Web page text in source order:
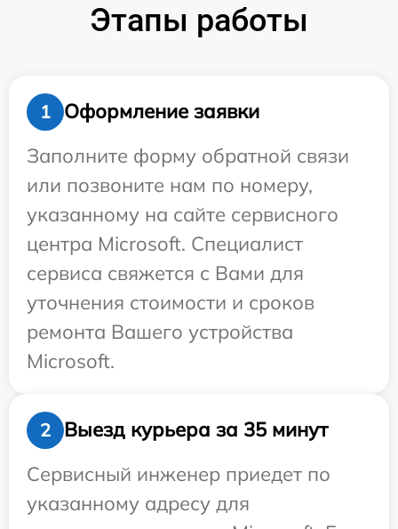
Этапы работы
1
Оформление заявки
Заполните форму обратной связи
или позвоните нам по номеру,
указанному на сайте сервисного
центра Microsoft. Специалист
сервиса свяжется с Вами для
уточнения стоимости и сроков
ремонта Вашего устройства
Microsoft.
2
Выезд курьера за 35 минут
Сервисный инженер приедет по
указанному адресу для